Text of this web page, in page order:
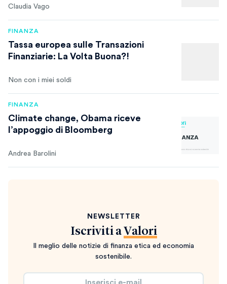
Claudia Vago
FINANZA
Tassa europea sulle Transazioni
Finanziarie: La Volta Buona?!
Non con i miei soldi
FINANZA
Climate change, Obama riceve
l’appoggio di Bloomberg
Andrea Barolini
NEWSLETTER
Iscriviti a Valori
Il meglio delle notizie di finanza etica ed economia
sostenibile.